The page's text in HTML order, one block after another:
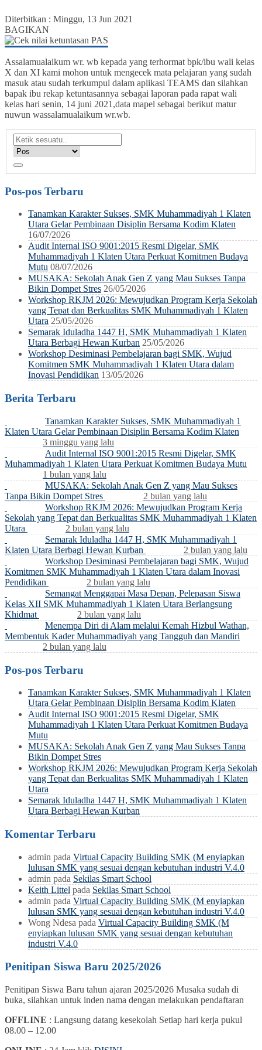
Diterbitkan : Minggu, 13 Jun 2021
BAGIKAN
Assalamualaikum wr. wb kepada yang terhormat bpk/ibu wali kelas
X dan XI kami mohon untuk mengecek mata pelajaran yang sudah
masuk atau sudah terkumpul dalam aplikasi TEAMS dan silahkan
bapak ibu rekap ketuntasannya sebagai laporan pada rapat wali
kelas hari senin, 14 juni 2021,data mapel sebagai berikut matur
nuwun wassalamualaikum wr.wb.
Pos-pos Terbaru
Tanamkan Karakter Sukses, SMK Muhammadiyah 1 Klaten
Utara Gelar Pembinaan Disiplin Bersama Kodim Klaten
16/07/2026
Audit Internal ISO 9001:2015 Resmi Digelar, SMK
Muhammadiyah 1 Klaten Utara Perkuat Komitmen Budaya
Mutu 08/07/2026
MUSAKA: Sekolah Anak Gen Z yang Mau Sukses Tanpa
Bikin Dompet Stres 26/05/2026
Workshop RKJM 2026: Mewujudkan Program Kerja Sekolah
yang Tepat dan Berkualitas SMK Muhammadiyah 1 Klaten
Utara 25/05/2026
Semarak Iduladha 1447 H, SMK Muhammadiyah 1 Klaten
Utara Berbagi Hewan Kurban 25/05/2026
Workshop Desiminasi Pembelajaran bagi SMK, Wujud
Komitmen SMK Muhammadiyah 1 Klaten Utara dalam
Inovasi Pendidikan 13/05/2026
Berita Terbaru
Tanamkan Karakter Sukses, SMK Muhammadiyah 1
Klaten Utara Gelar Pembinaan Disiplin Bersama Kodim Klaten
3 minggu yang lalu
Audit Internal ISO 9001:2015 Resmi Digelar, SMK
Muhammadiyah 1 Klaten Utara Perkuat Komitmen Budaya Mutu
1 bulan yang lalu
MUSAKA: Sekolah Anak Gen Z yang Mau Sukses
Tanpa Bikin Dompet Stres
2 bulan yang lalu
Workshop RKJM 2026: Mewujudkan Program Kerja
Sekolah yang Tepat dan Berkualitas SMK Muhammadiyah 1 Klaten
Utara
2 bulan yang lalu
Semarak Iduladha 1447 H, SMK Muhammadiyah 1
Klaten Utara Berbagi Hewan Kurban
2 bulan yang lalu
Workshop Desiminasi Pembelajaran bagi SMK, Wujud
Komitmen SMK Muhammadiyah 1 Klaten Utara dalam Inovasi
Pendidikan
2 bulan yang lalu
Semangat Menggapai Masa Depan, Pelepasan Siswa
Kelas XII SMK Muhammadiyah 1 Klaten Utara Berlangsung
Khidmat
2 bulan yang lalu
Menempa Diri di Alam melalui Kemah Hizbul Wathan,
Membentuk Kader Muhammadiyah yang Tangguh dan Mandiri
2 bulan yang lalu
Pos-pos Terbaru
Tanamkan Karakter Sukses, SMK Muhammadiyah 1 Klaten
Utara Gelar Pembinaan Disiplin Bersama Kodim Klaten
Audit Internal ISO 9001:2015 Resmi Digelar, SMK
Muhammadiyah 1 Klaten Utara Perkuat Komitmen Budaya
Mutu
MUSAKA: Sekolah Anak Gen Z yang Mau Sukses Tanpa
Bikin Dompet Stres
Workshop RKJM 2026: Mewujudkan Program Kerja Sekolah
yang Tepat dan Berkualitas SMK Muhammadiyah 1 Klaten
Utara
Semarak Iduladha 1447 H, SMK Muhammadiyah 1 Klaten
Utara Berbagi Hewan Kurban
Komentar Terbaru
admin pada Virtual Capacity Building SMK (M enyiapkan
lulusan SMK yang sesuai dengan kebutuhan industri V.4.0
admin pada Sekilas Smart School
Keith Littel pada Sekilas Smart School
admin pada Virtual Capacity Building SMK (M enyiapkan
lulusan SMK yang sesuai dengan kebutuhan industri V.4.0
Wong Ndesa pada Virtual Capacity Building SMK (M
enyiapkan lulusan SMK yang sesuai dengan kebutuhan
industri V.4.0
Penitipan Siswa Baru 2025/2026
Penitipan Siswa Baru tahun ajaran 2025/2026 Musaka sudah di
buka, silahkan untuk inden nama dengan melakukan pendaftaran
OFFLINE : Langsung datang kesekolah Setiap hari kerja pukul
08.00 – 12.00